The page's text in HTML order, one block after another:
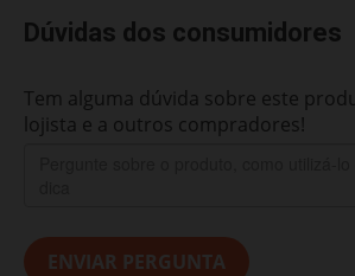
Dúvidas dos consumidores
Tem alguma dúvida sobre este
lojista e a outros compradores!
ENVIAR PERGUNTA